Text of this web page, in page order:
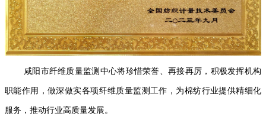
咸阳市纤维质量监测中心将珍惜荣誉、再接再厉，积极发挥机构
职能作用，做深做实各项纤维质量监测工作，为棉纺行业提供精细化
服务，推动行业高质量发展。